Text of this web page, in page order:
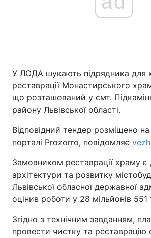
У ЛОДА шукають підрядника для
реставрації Монастирського
що розташований у смт.
району Львівської області.
Відповідний тендер розміщено на
порталі Prozorro, повідомляє
Замовником реставрації храму є
архітектури та розвитку
Львівської обласної державної
оцінив роботи у 28 мільйонів 551
Згідно з технічним завданням,
провести чистку та реставрацію